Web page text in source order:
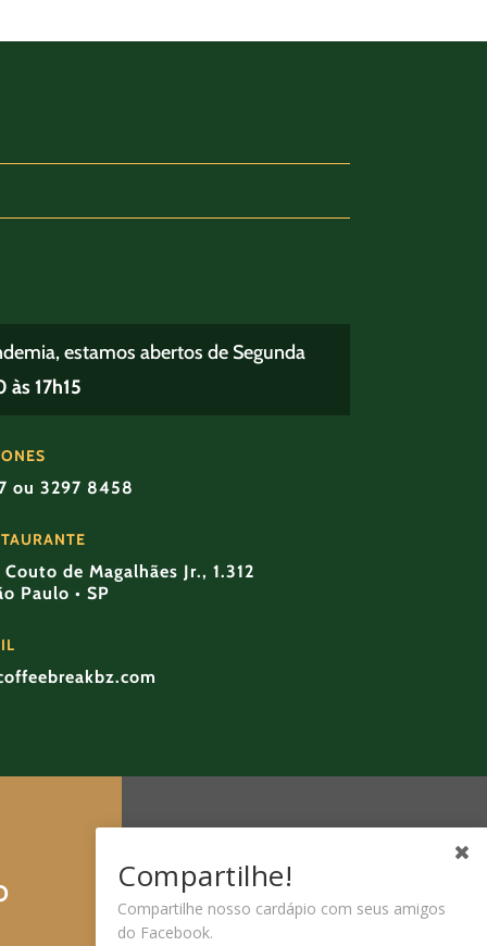
estamos abertos de Segunda
17h15
ou 3297 8458
de Magalhães Jr., 1.312
Paulo • SP
Compartilhe!
Compartilhe nosso cardápio com seus amigos
do Facebook.